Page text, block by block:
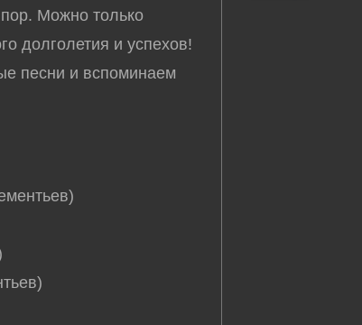
Можно только
долголетия и успехов!
песни и вспоминаем